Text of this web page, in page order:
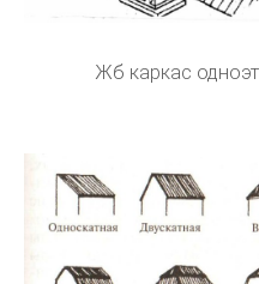
Жб каркас